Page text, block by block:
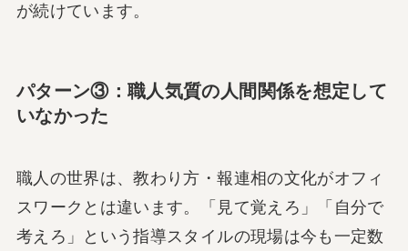
が続けています。
パターン③：職人気質の人間関係を想定して
いなかった
職人の世界は、教わり方・報連相の文化がオフィ
スワークとは違います。「見て覚えろ」「自分で
考えろ」という指導スタイルの現場は今も一定数